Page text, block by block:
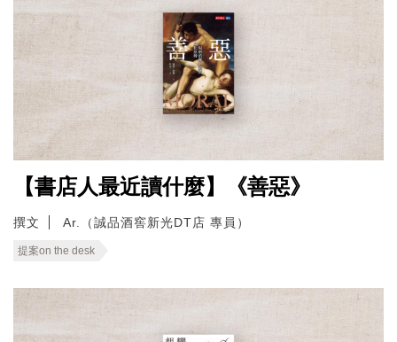
【書店人最近讀什麼】《善惡》
撰文 Ar.（誠品酒窖新光DT店 專員）
提案on the desk